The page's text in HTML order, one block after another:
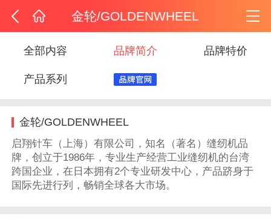
金轮/GOLDENWHEEL
全部内容 品牌简介 品牌特价
产品系列
金轮/GOLDENWHEEL
启翔针车（上海）有限公司，知名（著名）缝纫机品
牌，创立于1986年，专业生产经营工业缝纫机的台湾
跨国企业，在日本拥有2个专业研发中心，产品跻身于
国际先进行列，畅销全球各大市场。